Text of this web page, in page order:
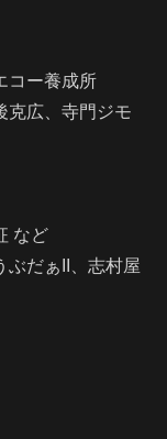
コー養成所
克広、寺門ジモ
など
ぶだぁII、志村屋